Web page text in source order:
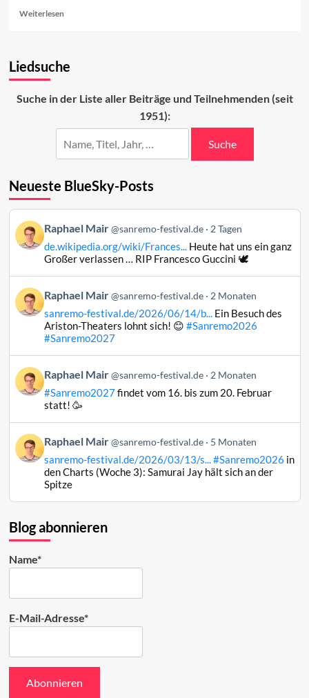
WeiterlesenRead
auf
Abend
Liedsuche
Suche in der Liste aller Beiträge und Teilnehmenden (seit
1951):
Suche
Neueste BlueSky-Posts
Beitrag
von
Raphael
Bluesky
ansehen
Raphael Mair @sanremo-festival.de 2 Tagen
de.wikipedia.org/wiki/Frances...Heute hat uns ein ganz
Großer verlassen … RIP Francesco Guccini 🕊️
Beitrag
von
Raphael
ansehen
Raphael Mair @sanremo-festival.de 2 Monaten
sanremo-festival.de/2026/06/14/b...Ein Besuch des
Ariston-Theaters lohnt sich! 😊 #Sanremo2026
#Sanremo2027
Beitrag
von
Raphael
Bluesky
ansehen
Raphael Mair @sanremo-festival.de 2 Monaten
#Sanremo2027findet vom 16. bis zum 20. Februar
statt! 🥳
Beitrag
von
Raphael
ansehen
Raphael Mair @sanremo-festival.de 5 Monaten
sanremo-festival.de/2026/03/13/s...#Sanremo2026 in
den Charts (Woche 3): Samurai Jay hält sich an der
Spitze
Blog abonnieren
Name*
E-Mail-Adresse*